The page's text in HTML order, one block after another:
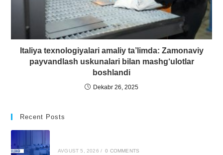
Italiya texnologiyalari amaliy ta’limda: Zamonaviy
payvandlash uskunalari bilan mashg‘ulotlar
boshlandi
Dekabr 26, 2025
Recent Posts
AVGUST 5, 2026 / 0 COMMENTS